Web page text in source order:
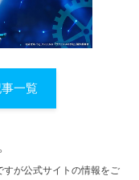
一覧
が公式サイトの情報をご